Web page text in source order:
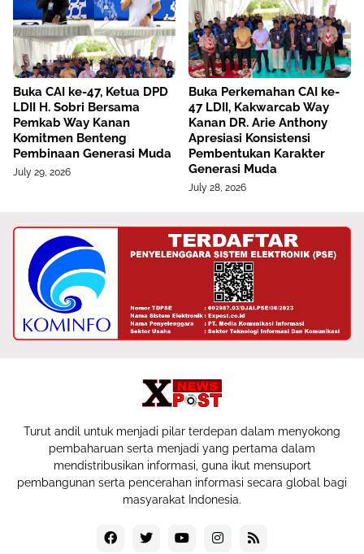
Buka CAI ke-47, Ketua DPD
LDII H. Sobri Bersama
Pemkab Way Kanan
Komitmen Benteng
Pembinaan Generasi Muda
July 29, 2026
Buka Perkemahan CAI ke-
47 LDII, Kakwarcab Way
Kanan DR. Arie Anthony
Apresiasi Konsistensi
Pembentukan Karakter
Generasi Muda
July 28, 2026
Turut andil untuk menjadi pilar terdepan dalam menyokong
pembaharuan serta menjadi yang pertama dalam
mendistribusikan informasi, guna ikut mensuport
pembangunan serta pencerahan informasi secara global bagi
masyarakat Indonesia.